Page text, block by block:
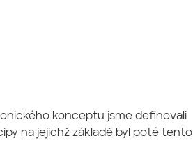
konceptu jsme definovali
na jejichž základě byl poté tento